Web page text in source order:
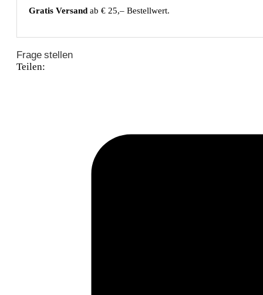
Gratis Versand ab € 25,– Bestellwert.
Frage stellen
Teilen: